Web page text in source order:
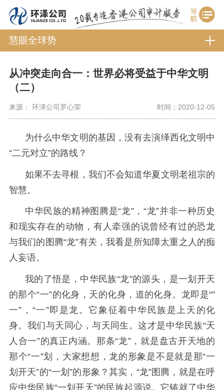
慧眼全球势
从冲突走向合一：世界必将受益于中华文明
（二）
来源： 环泽公司罗心荣 时间：2020-12-05
为什么中华文明的基因，没有去演绎西化文明中
“二元对立”的路线？
如果不去寻根，我们不会知道华夏文明老祖宗的
智慧。
中华民族的精神图腾是“龙”，“龙”并非一种历史
和现实存在的动物，有人牵强的说曾经有过的恐龙
与我们的图腾“龙”有关，我看是所知障太重之人的痴
人妄语。
我的了悟是，中华民族“龙”的源头，是一划开天
的那个“一”的化身，天的化身，道的化身。龙即是“”
一”，“一”即是龙。它象征着中华民族是上天的化
身。我们与天同心，与天同生。这才是中华民族“天
人合一”的真正内涵。那条“龙”，就是盘古开天地的
那个“一”划，大家想想，龙的形象是不是就是那“一
划开天”的“一划”的形象？其实，“龙”图腾，就是在呼
应中华民族“一划开天”的民族起源说。它铸就了中华